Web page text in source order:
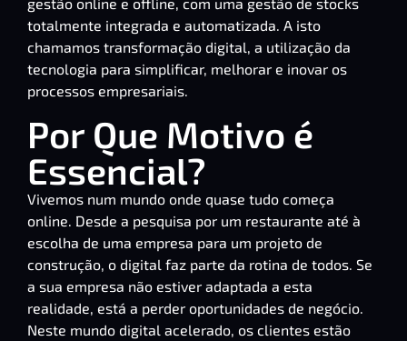
totalmente integrada e automatizada. A isto
chamamos transformação digital, a utilização da
tecnologia para simplificar, melhorar e inovar os
processos empresariais.
Por Que Motivo é
Essencial?
Vivemos num mundo onde quase tudo começa
online. Desde a pesquisa por um restaurante até à
escolha de uma empresa para um projeto de
construção , o digital faz parte da rotina de todos. Se
a sua empresa não estiver adaptada a esta
realidade, está a perder oportunidades de negócio.
Neste mundo digital acelerado, os clientes estão